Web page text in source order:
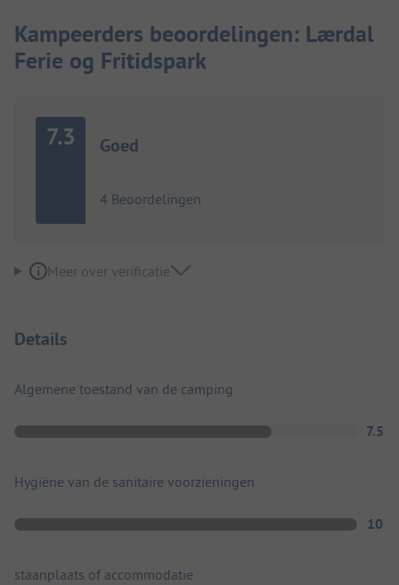
Kampeerders beoordelingen: Lærdal
Ferie og Fritidspark
7.3 Goed
4 Beoordelingen
Meer over verificatie
Details
Algemene toestand van de camping
7.5
Hygiëne van de sanitaire voorzieningen
10
staanplaats of accommodatie